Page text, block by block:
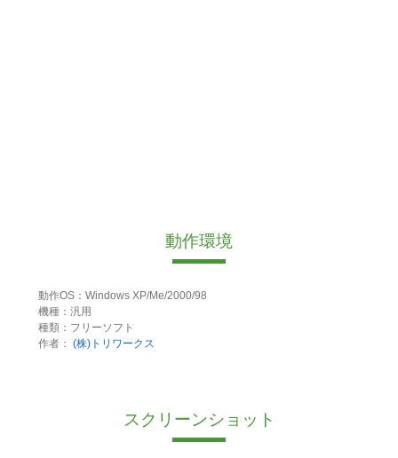
動作環境
動作OS：Windows XP/Me/2000/98
機種：汎用
種類：フリーソフト
作者： (株)トリワークス
スクリーンショット